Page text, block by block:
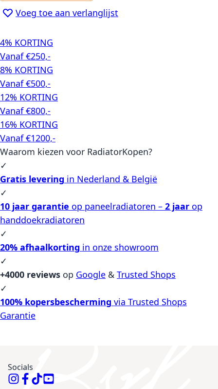
Voeg toe aan verlanglijst
4% KORTING
Vanaf €250,-
8% KORTING
Vanaf €500,-
12% KORTING
Vanaf €800,-
16% KORTING
Vanaf €1200,-
Waarom kiezen voor RadiatorKopen?
✓
Gratis levering in Nederland & België
✓
10 jaar garantie op paneelradiatoren – 2 jaar op
handdoekradiatoren
✓
20% afhaalkorting in onze showroom
✓
+4000 reviews op Google & Trusted Shops
✓
100% kopersbescherming via Trusted Shops
Garantie
Socials